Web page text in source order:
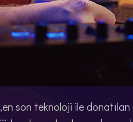
son teknoloji ile